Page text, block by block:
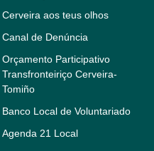
Cerveira aos teus olhos
Canal de Denúncia
Orçamento Participativo
Transfronteiriço Cerveira-
Tomiño
Banco Local de Voluntariado
Agenda 21 Local